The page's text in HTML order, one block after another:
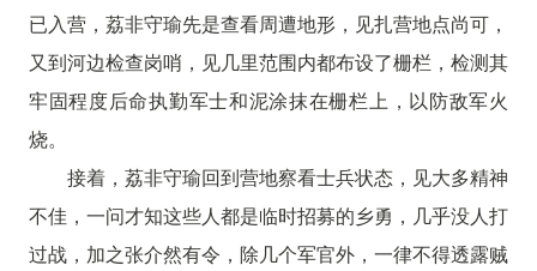
已入营，荔非守瑜先是查看周遭地形，见扎营地点尚可，
又到河边检查岗哨，见几里范围内都布设了栅栏，检测其
牢固程度后命执勤军士和泥涂抹在栅栏上，以防敌军火
烧。
接着，荔非守瑜回到营地察看士兵状态，见大多精神
不佳，一问才知这些人都是临时招募的乡勇，几乎没人打
过战，加之张介然有令，除几个军官外，一律不得透露贼